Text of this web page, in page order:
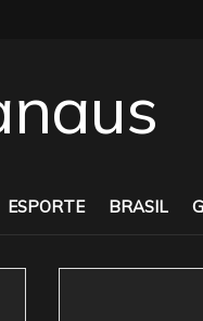
ESPORTE BRASIL